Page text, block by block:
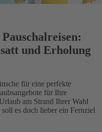
und Erholung
für eine perfekte
für Ihre
am Strand Ihrer Wahl
es doch lieber ein Fernziel